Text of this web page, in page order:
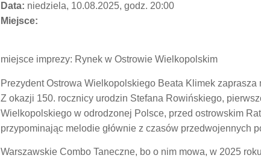
Data: niedziela, 10.08.2025, godz. 20:00
Miejsce:
miejsce imprezy: Rynek w Ostrowie Wielkopolskim
Prezydent Ostrowa Wielkopolskiego Beata Klimek
Z okazji 150. rocznicy urodzin Stefana Rowińskiego,
Wielkopolskiego w odrodzonej Polsce, przed ostrowskim
przypominając melodie głównie z czasów przedwojennych
Warszawskie Combo Taneczne, bo o nim mowa, w 2025